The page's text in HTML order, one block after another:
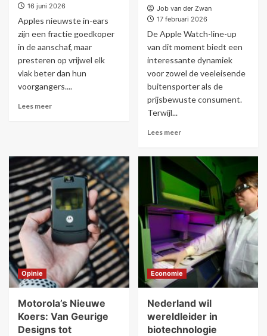
16 juni 2026
Apples nieuwste in-ears
zijn een fractie goedkoper
in de aanschaf, maar
presteren op vrijwel elk
vlak beter dan hun
voorgangers....
Lees meer
Job van der Zwan
17 februari 2026
De Apple Watch-line-up
van dit moment biedt een
interessante dynamiek
voor zowel de veeleisende
buitensporter als de
prijsbewuste consument.
Terwijl...
Lees meer
Opinie
Motorola’s Nieuwe
Koers: Van Geurige
Designs tot
Economie
Nederland wil
wereldleider in
biotechnologie